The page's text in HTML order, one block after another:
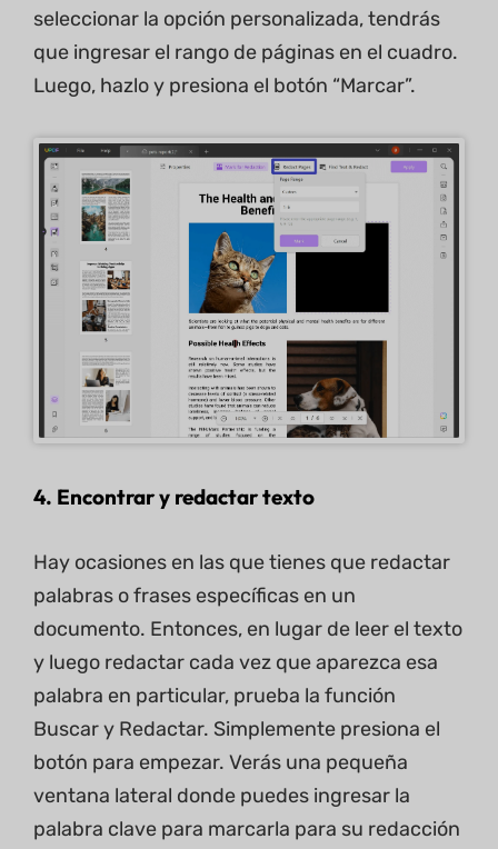
seleccionar la opción personalizada, tendrás
que ingresar el rango de páginas en el cuadro.
Luego, hazlo y presiona el botón “Marcar”.
4. Encontrar y redactar texto
Hay ocasiones en las que tienes que redactar
palabras o frases específicas en un
documento. Entonces, en lugar de leer el texto
y luego redactar cada vez que aparezca esa
palabra en particular, prueba la función
Buscar y Redactar. Simplemente presiona el
botón para empezar. Verás una pequeña
ventana lateral donde puedes ingresar la
palabra clave para marcarla para su redacción